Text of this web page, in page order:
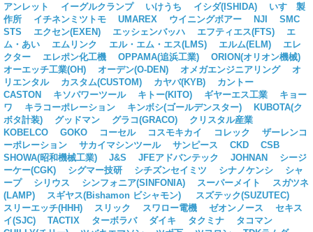
アンレット
イーグルクランプ いけうち イシダ(ISHIDA)
いすゞ製
作所
イチネンミツトモ UMAREX ウイニングボアー NJI
SMC
STS
エクセン(EXEN) エッシェンバッハ エフティエス(FTS)
エ
ム・あい
エムリンク エル・エム・エス(LMS) エルム(ELM)
エレ
クター
エレポン化工機 OPPAMA(追浜工業)
ORION(オリオン機械)
オーエッチ工業(OH)
オーデン(O-DEN) オメガエンジニアリング
オ
リエンタル
カスタム(CUSTOM) カヤバ(KYB)
カントー
CASTON
キソパワーツール キトー(KITO) ギヤーエス工業
キョー
ワ
キラコーポレーション キンボシ(ゴールデンスター)
KUBOTA(ク
ボタ計装)
グッドマン グラコ(GRACO)
クリスタル産業
KOBELCO
GOKO コーセル コスモキカイ コレック
ザーレンコ
ーポレーション
サカイマシンツール サンピース CKD
CSB
SHOWA(昭和機械工業)
J&S JFEアドバンテック JOHNAN
シージ
ーケー(CGK)
シグマー技研 シチズンセイミツ シナノケンシ
シャ
ープ
シリウス シンフォニア(SINFONIA) スーパーメイト
スガツネ
(LAMP)
スギヤス(Bishamon ビシャモン)
スズテック(SUZUTEC)
スリーエッチ(HHH)
スリック スワロー電機 ゼオンノース
セキス
イ(SJC)
TACTIX ターボラバ ダイキ タクミナ
タコマン